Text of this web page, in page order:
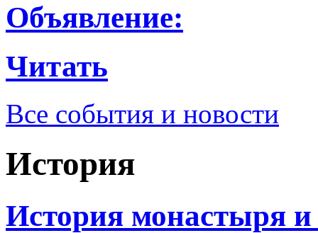
Объявление:
Читать
Все события и новости
История
История монастыря